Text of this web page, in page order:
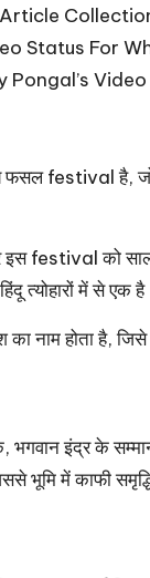
Status For
फसल
और इस festival
त्योहारों में से
का नाम होता है,
भगवान इंद्र के
भूमि में काफी